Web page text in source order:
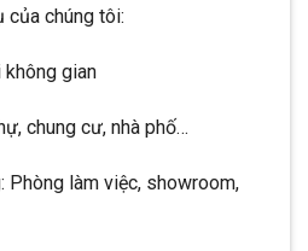
của chúng tôi:
không gian
chung cư, nhà phố…
Phòng làm việc, showroom,